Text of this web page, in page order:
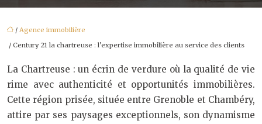
/ Agence immobilière
/ Century 21 la chartreuse : l’expertise immobilière au service des clients
La Chartreuse : un écrin de verdure où la qualité de vie
rime avec authenticité et opportunités immobilières.
Cette région prisée, située entre Grenoble et Chambéry,
attire par ses paysages exceptionnels, son dynamisme